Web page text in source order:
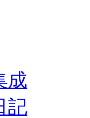
成
記